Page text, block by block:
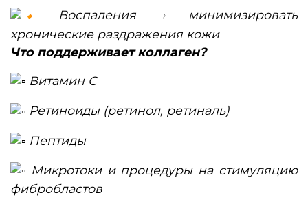
Воспаления → минимизировать
хронические раздражения кожи
Что поддерживает коллаген?
Витамин С
Ретиноиды (ретинол, ретиналь)
Пептиды
Микротоки и процедуры на стимуляцию
фибробластов